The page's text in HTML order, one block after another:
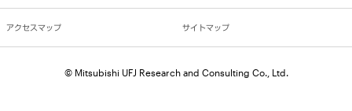
アクセスマップ サイトマップ
© Mitsubishi UFJ Research and Consulting Co., Ltd.